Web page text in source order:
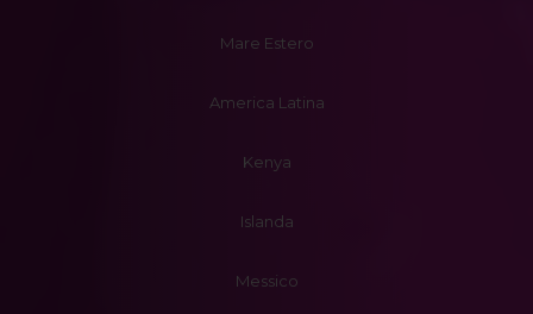
Mare Estero
America Latina
Kenya
Islanda
Messico